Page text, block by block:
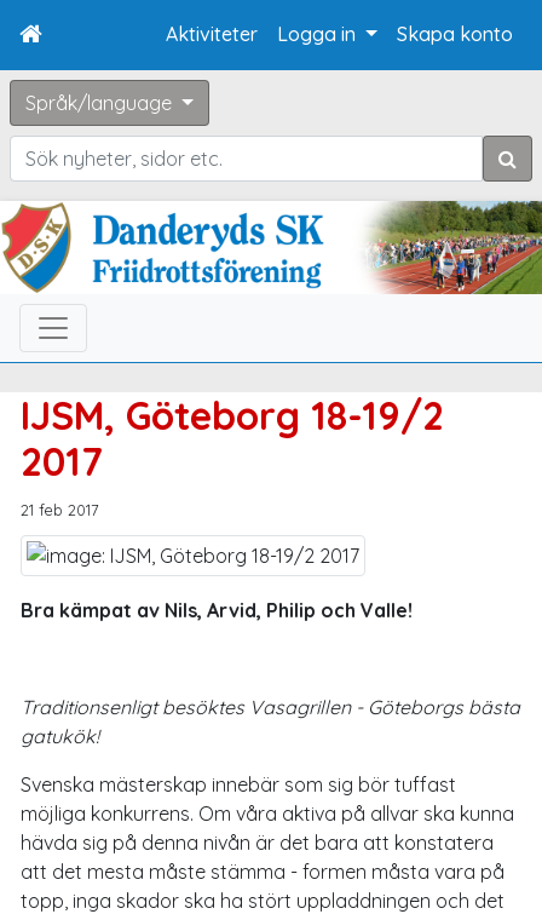
Aktiviteter Logga in Skapa konto
Språk/language
Sök
IJSM, Göteborg 18-19/2
2017
21 feb 2017
Bra kämpat av Nils, Arvid, Philip och Valle!
Traditionsenligt besöktes Vasagrillen - Göteborgs bästa
gatukök!
Svenska mästerskap innebär som sig bör tuffast
möjliga konkurrens. Om våra aktiva på allvar ska kunna
hävda sig på denna nivån är det bara att konstatera
att det mesta måste stämma - formen måsta vara på
topp, inga skador ska ha stört uppladdningen och det